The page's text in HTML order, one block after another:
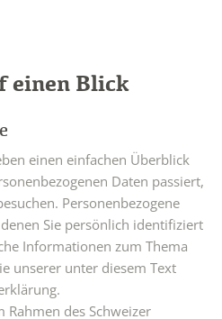
einen Blick
einen einfachen Überblick
Daten passiert,
Personenbezogene
Sie persönlich identifiziert
Informationen zum Thema
unserer unter diesem Text
des Schweizer